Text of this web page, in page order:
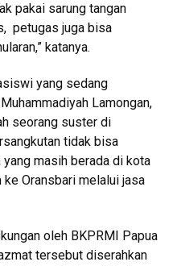
pakai sarung tangan
petugas juga bisa
katanya.
yang sedang
Lamongan,
seorang suster di
tidak bisa
masih berada di kota
Oransbari melalui jasa
oleh BKPRMI Papua
tersebut diserahkan